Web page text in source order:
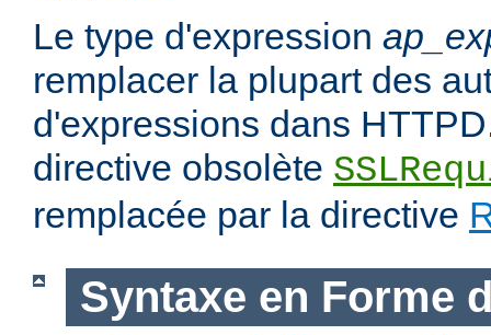
Le type d'expression
remplacer la plupart des
d'expressions dans
directive obsolète
remplacée par la directive
Syntaxe en Forme